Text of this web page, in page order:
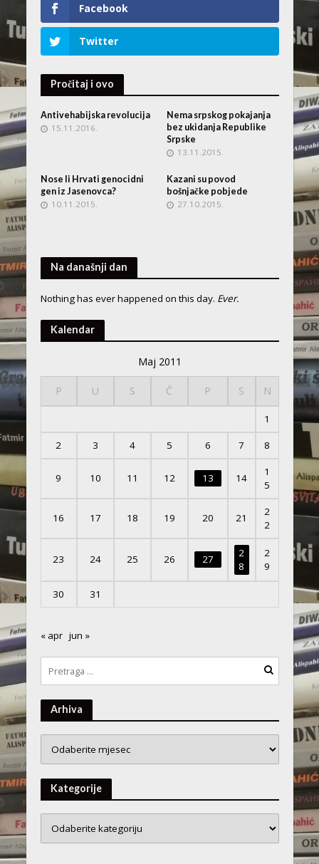
Facebook
Twitter
Pročitaj i ovo
Antivehabijska revolucija
15.11.2016.
Nema srpskog pokajanja
bez ukidanja Republike
Srpske
13.11.2015.
Nose li Hrvati genocidni
gen iz Jasenovca?
10.11.2015.
Kazani su povod
bošnjačke pobjede
27.10.2015.
Na današnji dan
Nothing has ever happened on this day. Ever.
Kalendar
Maj 2011
P U S Č P S N
1
2 3 4 5 6 7 8
9 10 11 12 13 14
1
5
16 17 18 19 20 21
2
2
23 24 25 26 27
2
8
2
9
30 31
« apr jun »
Arhiva
Kategorije